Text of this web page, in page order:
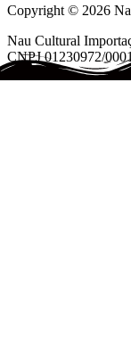
Copyright © 2026
Nau Cultural
CNPJ 01230972/